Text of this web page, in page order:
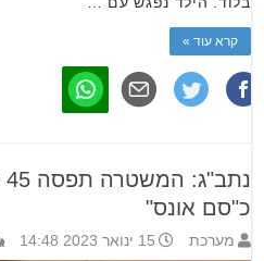
קרא עוד »
כ"סם אונס"
מערכת 15 ינואר 2023 14:48